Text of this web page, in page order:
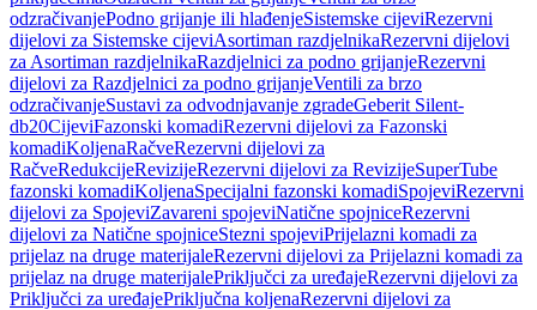
odzračivanjePodno grijanje ili hlađenjeSistemske cijeviRezervni
dijelovi za Sistemske cijeviAsortiman razdjelnikaRezervni dijelovi
za Asortiman razdjelnikaRazdjelnici za podno grijanjeRezervni
dijelovi za Razdjelnici za podno grijanjeVentili za brzo
odzračivanjeSustavi za odvodnjavanje zgradeGeberit Silent-
db20CijeviFazonski komadiRezervni dijelovi za Fazonski
komadiKoljenaRačveRezervni dijelovi za
RačveRedukcijeRevizijeRezervni dijelovi za RevizijeSuperTube
fazonski komadiKoljenaSpecijalni fazonski komadiSpojeviRezervni
dijelovi za SpojeviZavareni spojeviNatične spojniceRezervni
dijelovi za Natične spojniceStezni spojeviPrijelazni komadi za
prijelaz na druge materijaleRezervni dijelovi za Prijelazni komadi za
prijelaz na druge materijalePriključci za uređajeRezervni dijelovi za
Priključci za uređajePriključna koljenaRezervni dijelovi za